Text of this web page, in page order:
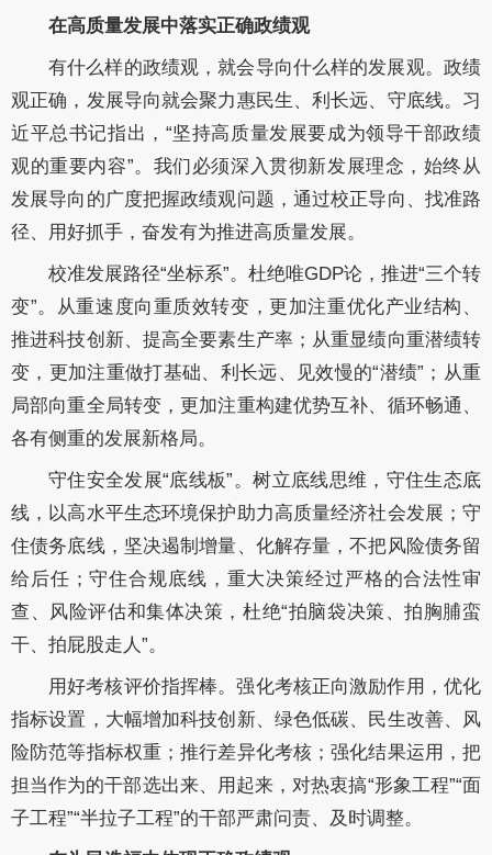
在高质量发展中落实正确政绩观
有什么样的政绩观，就会导向什么样的发展观。政绩
观正确，发展导向就会聚力惠民生、利长远、守底线。习
近平总书记指出，“坚持高质量发展要成为领导干部政绩
观的重要内容”。我们必须深入贯彻新发展理念，始终从
发展导向的广度把握政绩观问题，通过校正导向、找准路
径、用好抓手，奋发有为推进高质量发展。
校准发展路径“坐标系”。杜绝唯GDP论，推进“三个转
变”。从重速度向重质效转变，更加注重优化产业结构、
推进科技创新、提高全要素生产率；从重显绩向重潜绩转
变，更加注重做打基础、利长远、见效慢的“潜绩”；从重
局部向重全局转变，更加注重构建优势互补、循环畅通、
各有侧重的发展新格局。
守住安全发展“底线板”。树立底线思维，守住生态底
线，以高水平生态环境保护助力高质量经济社会发展；守
住债务底线，坚决遏制增量、化解存量，不把风险债务留
给后任；守住合规底线，重大决策经过严格的合法性审
查、风险评估和集体决策，杜绝“拍脑袋决策、拍胸脯蛮
干、拍屁股走人”。
用好考核评价指挥棒。强化考核正向激励作用，优化
指标设置，大幅增加科技创新、绿色低碳、民生改善、风
险防范等指标权重；推行差异化考核；强化结果运用，把
担当作为的干部选出来、用起来，对热衷搞“形象工程”“面
子工程”“半拉子工程”的干部严肃问责、及时调整。